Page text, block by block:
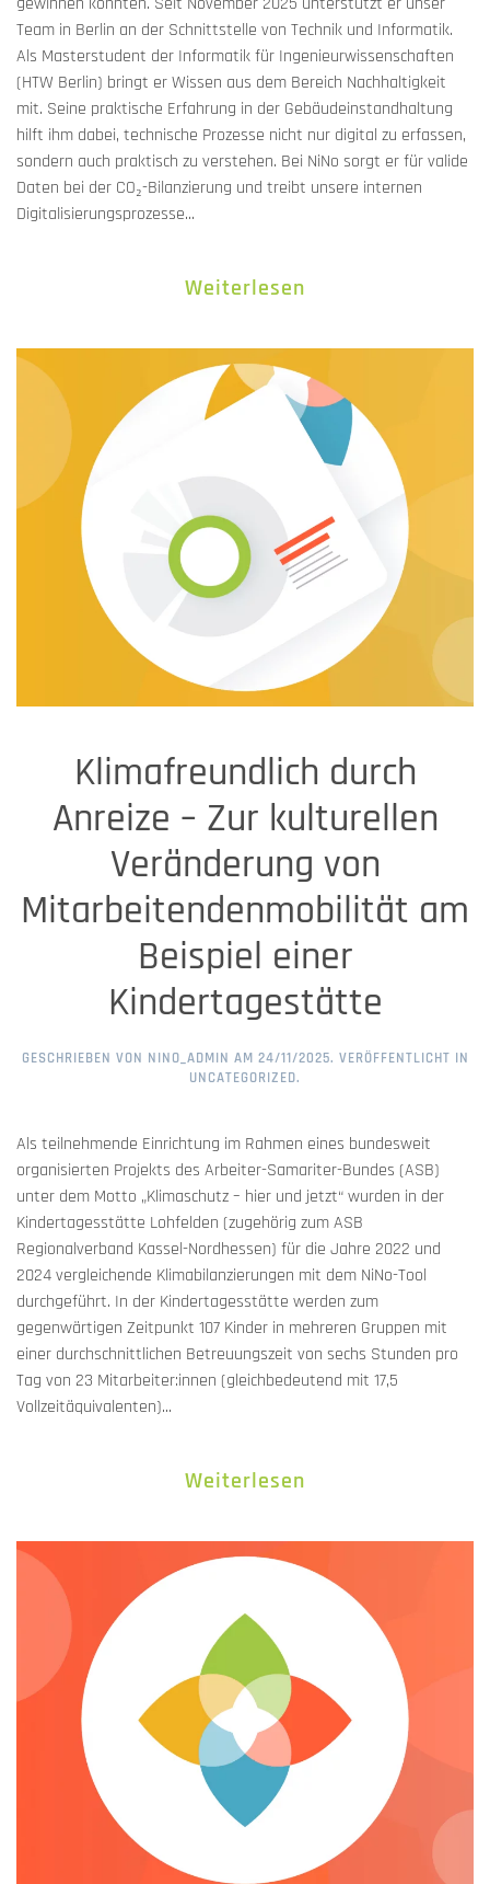
Team in Berlin an der Schnittstelle von Technik und Informatik.
Als Masterstudent der Informatik für Ingenieurwissenschaften
(HTW Berlin) bringt er Wissen aus dem Bereich Nachhaltigkeit
mit. Seine praktische Erfahrung in der Gebäudeinstandhaltung
hilft ihm dabei, technische Prozesse nicht nur digital zu erfassen,
sondern auch praktisch zu verstehen. Bei NiNo sorgt er für valide
Daten bei der CO₂-Bilanzierung und treibt unsere internen
Digitalisierungsprozesse...
Weiterlesen
Klimafreundlich durch
Anreize – Zur kulturellen
Veränderung von
Mitarbeitendenmobilität am
Beispiel einer
Kindertagestätte
GESCHRIEBEN VON NINO_ADMIN AM 24/11/2025. VERÖFFENTLICHT IN
UNCATEGORIZED.
Als teilnehmende Einrichtung im Rahmen eines bundesweit
organisierten Projekts des Arbeiter-Samariter-Bundes (ASB)
unter dem Motto „Klimaschutz – hier und jetzt“ wurden in der
Kindertagesstätte Lohfelden (zugehörig zum ASB
Regionalverband Kassel-Nordhessen) für die Jahre 2022 und
2024 vergleichende Klimabilanzierungen mit dem NiNo-Tool
durchgeführt. In der Kindertagesstätte werden zum
gegenwärtigen Zeitpunkt 107 Kinder in mehreren Gruppen mit
einer durchschnittlichen Betreuungszeit von sechs Stunden pro
Tag von 23 Mitarbeiter:innen (gleichbedeutend mit 17,5
Vollzeitäquivalenten)...
Weiterlesen